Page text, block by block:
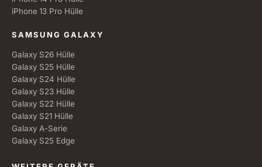
iPhone 13 Pro Hülle
SAMSUNG GALAXY
Galaxy S26 Hülle
Galaxy S25 Hülle
Galaxy S24 Hülle
Galaxy S23 Hülle
Galaxy S22 Hülle
Galaxy S21 Hülle
Galaxy A-Serie
Galaxy S25 Edge